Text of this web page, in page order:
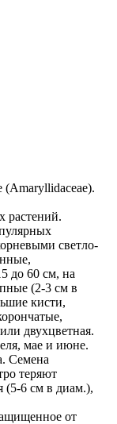
(Amaryllidaceae).
растений.
светло-
до 60 см, на
(2-3 см в
кисти,
двухцветная.
мае и июне.
Семена
теряют
(5-6 см в диам.),
от